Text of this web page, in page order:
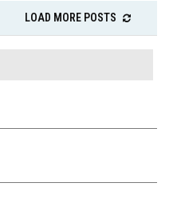
LOAD MORE POSTS